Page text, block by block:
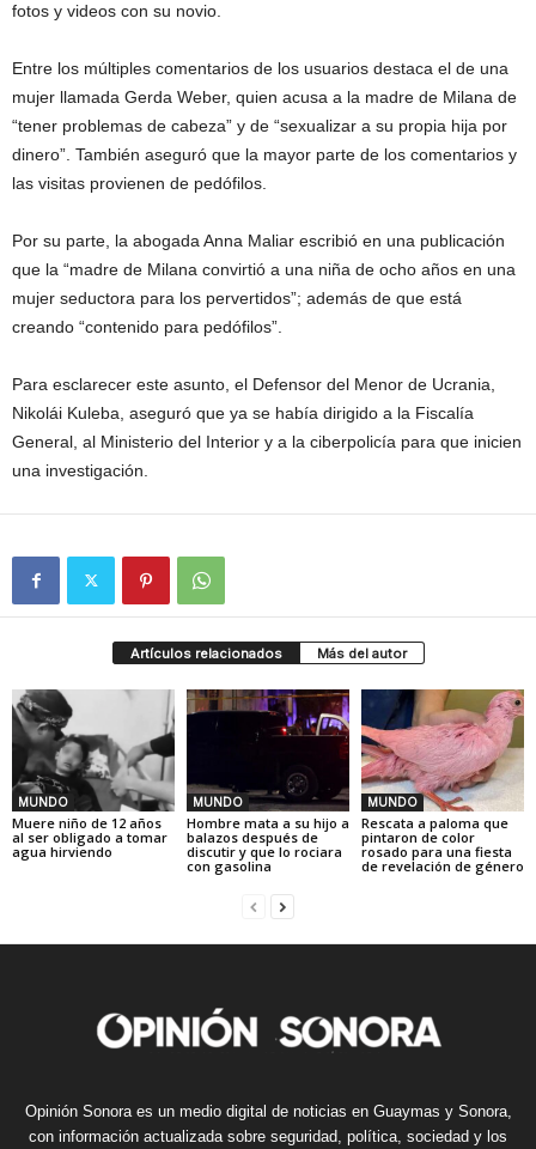
fotos y videos con su novio.
Entre los múltiples comentarios de los usuarios destaca el de una
mujer llamada Gerda Weber, quien acusa a la madre de Milana de
“tener problemas de cabeza” y de “sexualizar a su propia hija por
dinero”. También aseguró que la mayor parte de los comentarios y
las visitas provienen de pedófilos.
Por su parte, la abogada Anna Maliar escribió en una publicación
que la “madre de Milana convirtió a una niña de ocho años en una
mujer seductora para los pervertidos”; además de que está
creando “contenido para pedófilos”.
Para esclarecer este asunto, el Defensor del Menor de Ucrania,
Nikolái Kuleba, aseguró que ya se había dirigido a la Fiscalía
General, al Ministerio del Interior y a la ciberpolicía para que inicien
una investigación.
Artículos relacionados Más del autor
MUNDO
Muere niño de 12 años
al ser obligado a tomar
agua hirviendo
MUNDO
Hombre mata a su hijo a
balazos después de
discutir y que lo rociara
con gasolina
MUNDO
Rescata a paloma que
pintaron de color
rosado para una fiesta
de revelación de género
Opinión Sonora es un medio digital de noticias en Guaymas y Sonora,
con información actualizada sobre seguridad, política, sociedad y los